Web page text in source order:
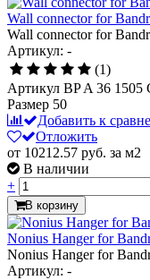
Wall connector for
Wall connector for
Артикул: -
(1)
Артикул BP A 36 1505
Размер 50
Добавить к
Отложить
от 10212.57 руб. за м2
В наличии
+
В корзину
Nonius Hanger for
Nonius Hanger for
Артикул: -